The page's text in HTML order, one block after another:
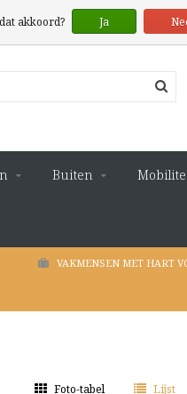
Buiten
VAKMENSEN MET HART
Foto-tabel Lijst
akkoord? Ja